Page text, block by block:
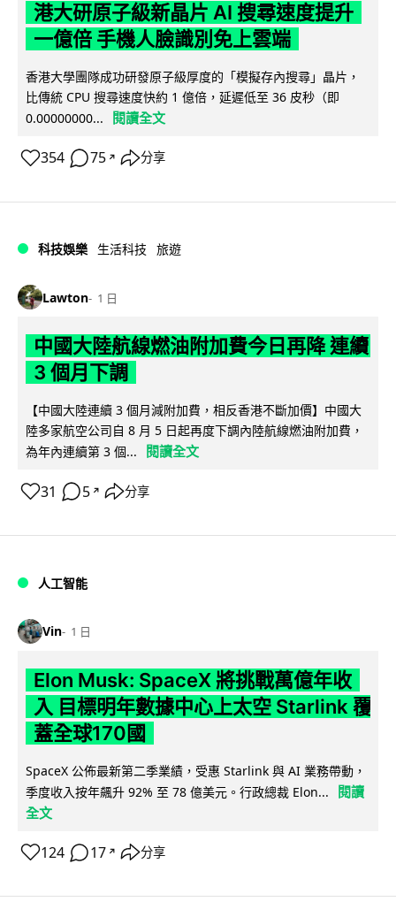
港大研原子級新晶片 AI 搜尋速度提升
一億倍 手機人臉識別免上雲端
香港大學團隊成功研發原子級厚度的「模擬存內搜尋」晶片，
比傳統 CPU 搜尋速度快約 1 億倍，延遲低至 36 皮秒（即
0.00000000...
閱讀全文
354 75 ↗ 分享
科技娛樂 生活科技 旅遊
Lawton 1 日
中國大陸航線燃油附加費今日再降 連續
3 個月下調
【中國大陸連續 3 個月減附加費，相反香港不斷加價】中國大
陸多家航空公司自 8 月 5 日起再度下調內陸航線燃油附加費，
為年內連續第 3 個...
閱讀全文
31 5 ↗ 分享
人工智能
Vin 1 日
Elon Musk: SpaceX 將挑戰萬億年收
入 目標明年數據中心上太空 Starlink 覆
蓋全球170國
SpaceX 公佈最新第二季業績，受惠 Starlink 與 AI 業務帶動，
季度收入按年飆升 92% 至 78 億美元。行政總裁 Elon...
閱讀
全文
124 17 ↗ 分享